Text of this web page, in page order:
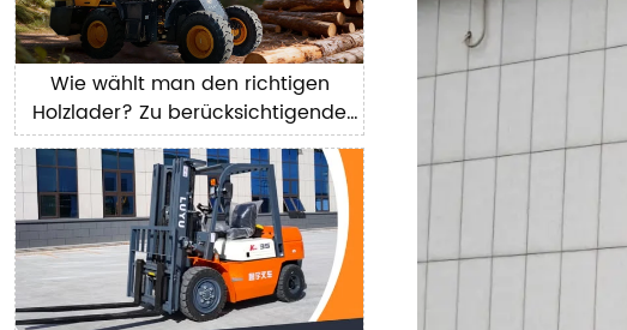
Wie wählt man den richtigen
Holzlader? Zu berücksichtigende
Schlüsselfaktoren